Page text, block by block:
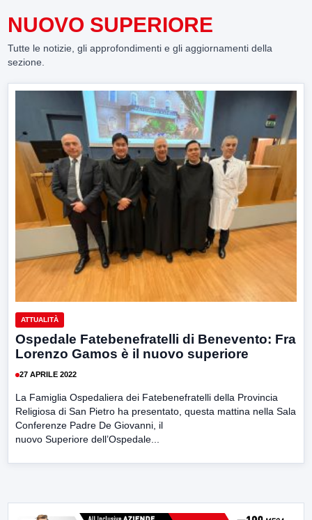
NUOVO SUPERIORE
Tutte le notizie, gli approfondimenti e gli aggiornamenti della
sezione.
ATTUALITÀ
Ospedale Fatebenefratelli di Benevento: Fra
Lorenzo Gamos è il nuovo superiore
27 APRILE 2022
La Famiglia Ospedaliera dei Fatebenefratelli della Provincia
Religiosa di San Pietro ha presentato, questa mattina nella Sala
Conferenze Padre De Giovanni, il
nuovo Superiore dell’Ospedale...